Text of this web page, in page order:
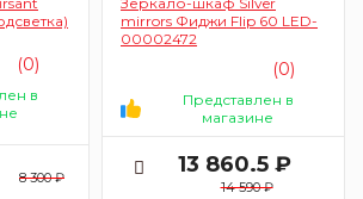
(0)
в
8 300 ₽
mirrors Фиджи Flip 60 LED-
00002472
(0)
Представлен в
магазине
13 860.5 ₽
14 590 ₽